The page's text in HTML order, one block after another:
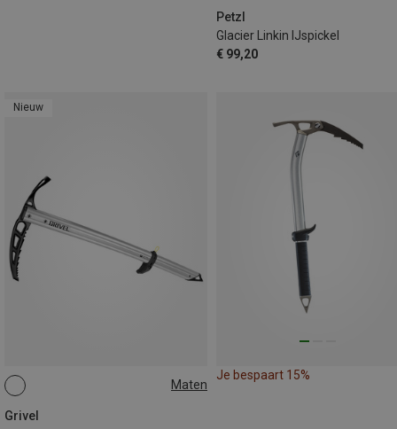
Petzl
Glacier Linkin IJspickel
€ 99,20
Nieuw
Maten
Grivel
58CM
Je bespaart 15%